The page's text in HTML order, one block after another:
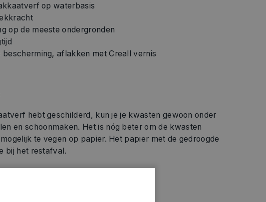
op waterbasis
op de meeste ondergronden
bescherming, aflakken met Creall vernis
hebt geschilderd, kun je je kwasten gewoon onder
en schoonmaken. Het is nóg beter om de kwasten
te vegen op papier. Het papier met de gedroogde
bij het restafval.